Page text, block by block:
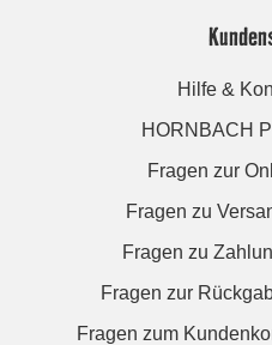
Hilfe &
HORNBACH
Fragen zur
Fragen zu
Fragen zu
Fragen zur
Fragen zum